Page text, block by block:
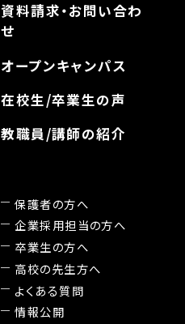
資料請求・お問い合わ
せ
オープンキャンパス
在校生/卒業生の声
教職員/講師の紹介
保護者の方へ
企業採用担当の方へ
卒業生の方へ
高校の先生方へ
よくある質問
情報公開